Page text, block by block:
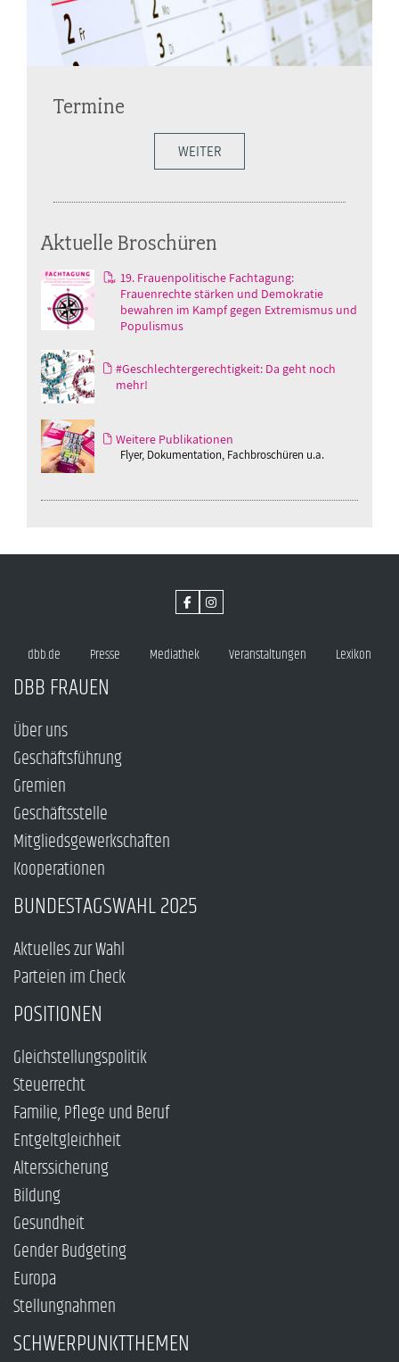
Termine
WEITER
Aktuelle Broschüren
19. Frauenpolitische Fachtagung:
Frauenrechte stärken und Demokratie
bewahren im Kampf gegen Extremismus und
Populismus
#Geschlechtergerechtigkeit: Da geht noch
mehr!
Weitere Publikationen
Flyer, Dokumentation, Fachbroschüren u.a.
dbb.de Presse Mediathek Veranstaltungen Lexikon
DBB FRAUEN
Über uns
Geschäftsführung
Gremien
Geschäftsstelle
Mitgliedsgewerkschaften
Kooperationen
BUNDESTAGSWAHL 2025
Aktuelles zur Wahl
Parteien im Check
POSITIONEN
Gleichstellungspolitik
Steuerrecht
Familie, Pflege und Beruf
Entgeltgleichheit
Alterssicherung
Bildung
Gesundheit
Gender Budgeting
Europa
Stellungnahmen
SCHWERPUNKTTHEMEN